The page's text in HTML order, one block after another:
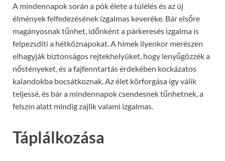
A mindennapok során a pók élete a túlélés és az új
élmények felfedezésének izgalmas keveréke. Bár elsőre
magányosnak tűnhet, időnként a párkeresés izgalma is
felpezsdíti a hétköznapokat. A hímek ilyenkor merészen
elhagyják biztonságos rejtekhelyüket, hogy lenyűgözzék a
nőstényeket, és a fajfenntartás érdekében kockázatos
kalandokba bocsátkoznak. Az élet körforgása így válik
teljessé, és bár a mindennapok csendesnek tűnhetnek, a
felszín alatt mindig zajlik valami izgalmas.
Táplálkozása